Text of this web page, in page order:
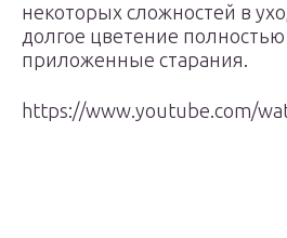
некоторых сложностей в
долгое цветение полностью
приложенные старания.
https://www.youtube.com/